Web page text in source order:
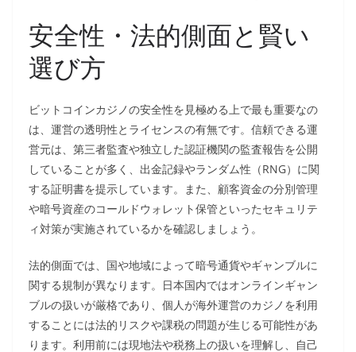
安全性・法的側面と賢い
選び方
ビットコインカジノの安全性を見極める上で最も重要なの
は、運営の透明性とライセンスの有無です。信頼できる運
営元は、第三者監査や独立した認証機関の監査報告を公開
していることが多く、出金記録やランダム性（RNG）に関
する証明書を提示しています。また、顧客資金の分別管理
や暗号資産のコールドウォレット保管といったセキュリテ
ィ対策が実施されているかを確認しましょう。
法的側面では、国や地域によって暗号通貨やギャンブルに
関する規制が異なります。日本国内ではオンラインギャン
ブルの扱いが厳格であり、個人が海外運営のカジノを利用
することには法的リスクや課税の問題が生じる可能性があ
ります。利用前には現地法や税務上の扱いを理解し、自己